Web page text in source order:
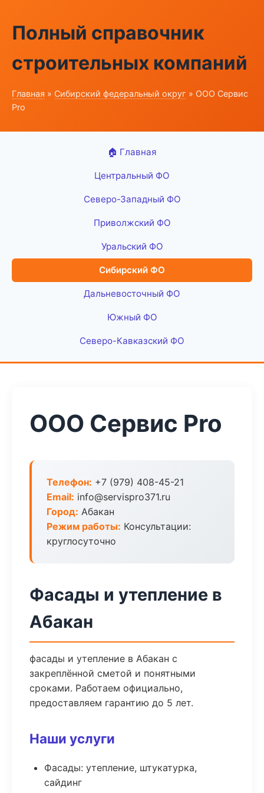
Полный справочник
строительных компаний
Главная » Сибирский федеральный округ » ООО Сервис
Pro
🏠 Главная
Центральный ФО
Северо-Западный ФО
Приволжский ФО
Уральский ФО
Сибирский ФО
Дальневосточный ФО
Южный ФО
Северо-Кавказский ФО
ООО Сервис Pro
Телефон: +7 (979) 408-45-21
Email: info@servispro371.ru
Город: Абакан
Режим работы: Консультации:
круглосуточно
Фасады и утепление в
Абакан
фасады и утепление в Абакан с
закреплённой сметой и понятными
сроками. Работаем официально,
предоставляем гарантию до 5 лет.
Наши услуги
Фасады: утепление, штукатурка,
сайдинг